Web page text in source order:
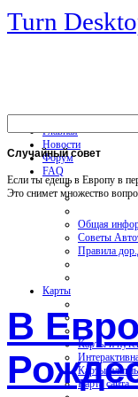
Turn
Главная
Новости
Форум
FAQ
Общая
Советы
Правила
Карты
Карты и
Карты
Карта сайта
Случайныйсовет
Если ты едешь в Европу в
Это снимет множество
В